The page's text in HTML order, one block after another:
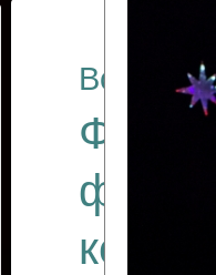
Все
Финал